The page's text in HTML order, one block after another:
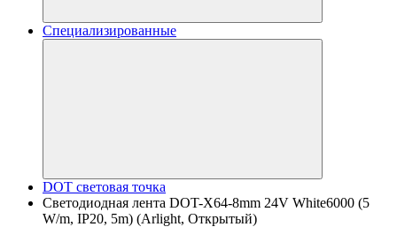
Специализированные
DOT световая точка
Светодиодная лента DOT-X64-8mm 24V White6000 (5
W/m, IP20, 5m) (Arlight, Открытый)